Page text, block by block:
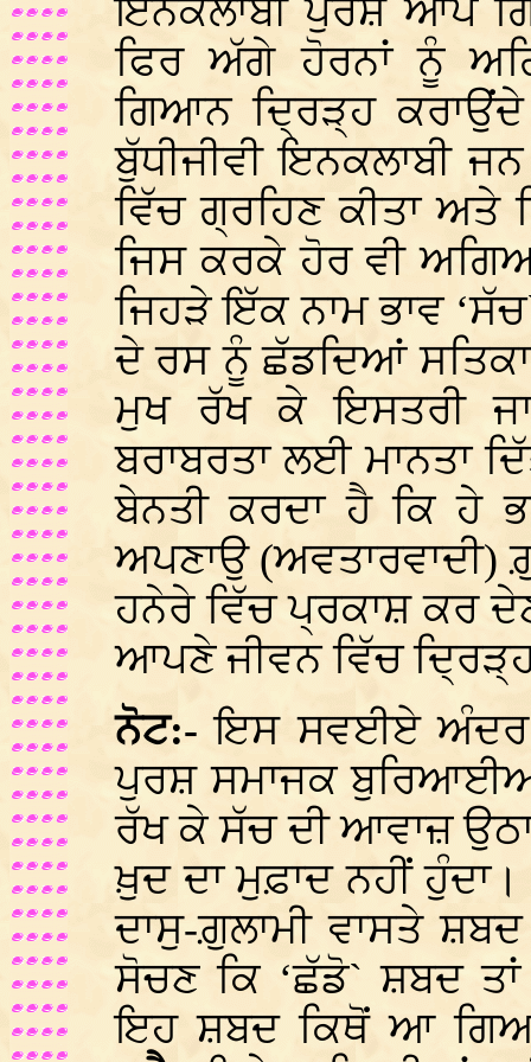
ਇਨਕਲਾਬੀ ਪੁਰਸ਼ ਆਪ
ਫਿਰ ਅੱਗੇ ਹੋਰਨਾਂ ਨੂੰ
ਗਿਆਨ ਦ੍ਰਿੜ੍ਹ
ਬੁੱਧੀਜੀਵੀ ਇਨਕਲਾਬੀ
ਵਿੱਚ ਗ੍ਰਹਿਣ ਕੀਤਾ ਅਤੇ
ਜਿਸ ਕਰਕੇ ਹੋਰ ਵੀ
ਜਿਹੜੇ ਇੱਕ ਨਾਮ ਭਾਵ
ਦੇ ਰਸ ਨੂੰ ਛੱਡਦਿਆਂ
ਮੁਖ ਰੱਖ ਕੇ ਇਸਤਰੀ
ਬਰਾਬਰਤਾ ਲਈ ਮਾਨਤਾ
ਬੇਨਤੀ ਕਰਦਾ ਹੈ ਕਿ ਹੇ
ਅਪਣਾਉ
ਹਨੇਰੇ ਵਿੱਚ ਪ੍ਰਕਾਸ਼ ਕਰ
ਆਪਣੇ ਜੀਵਨ ਵਿੱਚ
ਨੋਟ:- ਇਸ ਸਵਈਏ ਅੰਦਰ
ਪੁਰਸ਼ ਸਮਾਜਕ
ਰੱਖ ਕੇ ਸੱਚ ਦੀ ਆਵਾਜ਼
ਖ਼ੁਦ ਦਾ ਮੁਫ਼ਾਦ ਨਹੀਂ
ਦਾਸੁ-ਗ਼ੁਲਾਮੀ ਵਾਸਤੇ
ਸੋਚਣ ਕਿ ‘ਛੱਡੋ` ਸ਼ਬਦ
ਇਹ ਸ਼ਬਦ ਕਿਥੋਂ ਆ